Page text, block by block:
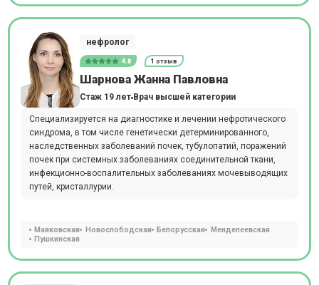
нефролог
4.8 1 отзыв
Шарнова Жанна Павловна
Стаж 19 лет Врач высшей категории
Специализируется на диагностике и лечении нефротического
синдрома, в том числе генетически детерминированного,
наследственных заболеваний почек, тубулопатий, поражений
почек при системных заболеваниях соединительной ткани,
инфекционно-воспалительных заболеваниях мочевыводящих
путей, кристаллурии.
Маяковская Новослободская Белорусская
Менделеевская
Пушкинская